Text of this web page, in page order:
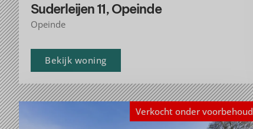
Suderleijen 11, Opeinde
Opeinde
Bekijk woning
Verkocht onder voorbehoud